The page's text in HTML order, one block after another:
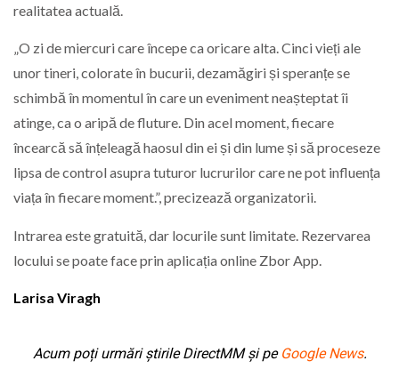
realitatea actuală.
„O zi de miercuri care începe ca oricare alta. Cinci vieți ale
unor tineri, colorate în bucurii, dezamăgiri și speranțe se
schimbă în momentul în care un eveniment neașteptat îi
atinge, ca o aripă de fluture. Din acel moment, fiecare
încearcă să înțeleagă haosul din ei și din lume și să proceseze
lipsa de control asupra tuturor lucrurilor care ne pot influența
viața în fiecare moment.”, precizează organizatorii.
Intrarea este gratuită, dar locurile sunt limitate. Rezervarea
locului se poate face prin aplicația online Zbor App.
Larisa Viragh
Acum poți urmări știrile DirectMM și pe Google News.